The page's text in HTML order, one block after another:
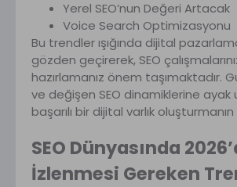
Yerel SEO’nun Değeri Artacak
Voice Search Optimizasyonu
Bu trendler ışığında dijital
gözden geçirerek, SEO
hazırlamanız önem taşımaktadır.
ve değişen SEO dinamiklerine ayak
başarılı bir dijital varlık oluşturmanın
SEO Dünyasında
İzlenmesi Gereken